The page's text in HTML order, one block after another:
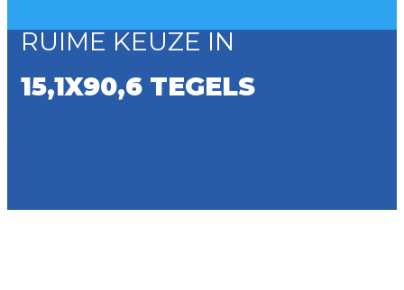
RUIME KEUZE IN
15,1X90,6 TEGELS